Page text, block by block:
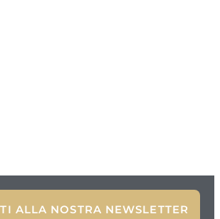
ALLA NOSTRA NEWSLETTER